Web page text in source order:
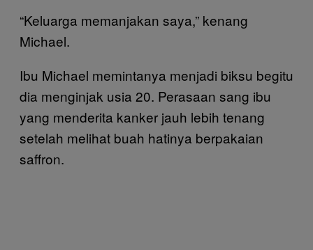
“Keluarga memanjakan saya,” kenang
Michael.
Ibu Michael memintanya menjadi biksu begitu
dia menginjak usia 20. Perasaan sang ibu
yang menderita kanker jauh lebih tenang
setelah melihat buah hatinya berpakaian
saffron.